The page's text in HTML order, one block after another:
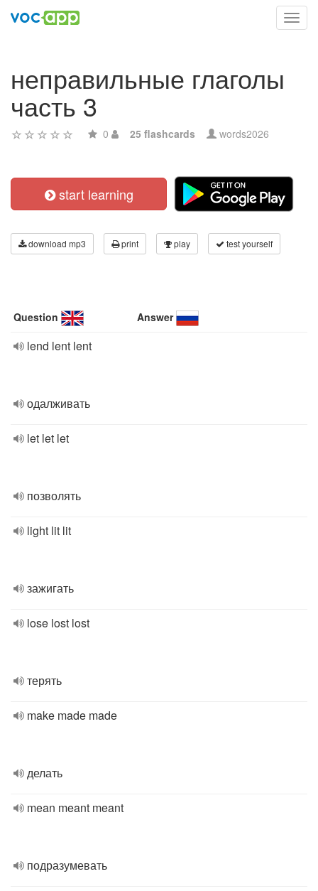
неправильные глаголы
часть 3
0 25 flashcards words2026
start learning
download mp3 print play test yourself
Question Answer
lend lent lent
одалживать
let let let
позволять
light lit lit
зажигать
lose lost lost
терять
make made made
делать
mean meant meant
подразумевать